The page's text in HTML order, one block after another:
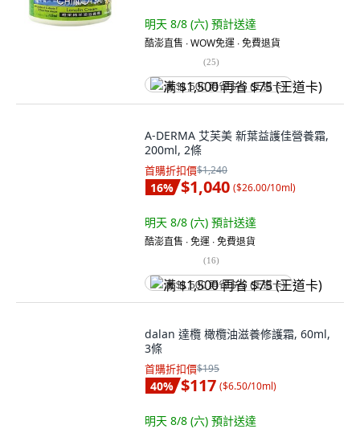
明天 8/8 (六) 預計送達
酷澎直售 ∙ WOW免運 ∙ 免費退貨
(25)
满 $1,500 再省 $75 (王道卡)
A-DERMA 艾芙美 新葉益護佳營養霜,
200ml, 2條
首購折扣價$1,240
16% $1,040 ($26.00/10ml)
明天 8/8 (六) 預計送達
酷澎直售 ∙ 免運 ∙ 免費退貨
(16)
满 $1,500 再省 $75 (王道卡)
dalan 達欖 橄欖油滋養修護霜, 60ml,
3條
首購折扣價$195
40% $117 ($6.50/10ml)
明天 8/8 (六) 預計送達